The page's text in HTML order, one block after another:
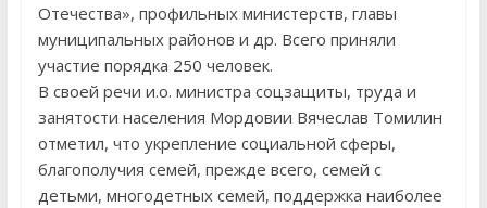
Отечества», профильных министерств, главы
муниципальных районов и др. Всего приняли
участие порядка 250 человек.
В своей речи и.о. министра соцзащиты, труда и
занятости населения Мордовии Вячеслав Томилин
отметил, что укрепление социальной сферы,
благополучия семей, прежде всего, семей с
детьми, многодетных семей, поддержка наиболее